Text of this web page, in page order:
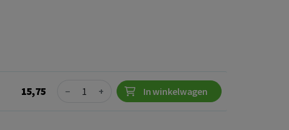
15,75 Quantity
− + In winkelwagen